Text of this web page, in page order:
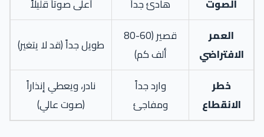
الصوت هادئ جداً
أعلى صوتاً قليلاً
العمر
الافتراضي
قصير (60-80
ألف كم)
طويل جداً (قد لا يتغير)
خطر
الانقطاع
وارد جداً
ومفاجئ
نادر، ويعطي إنذاراً
(صوت عالي)